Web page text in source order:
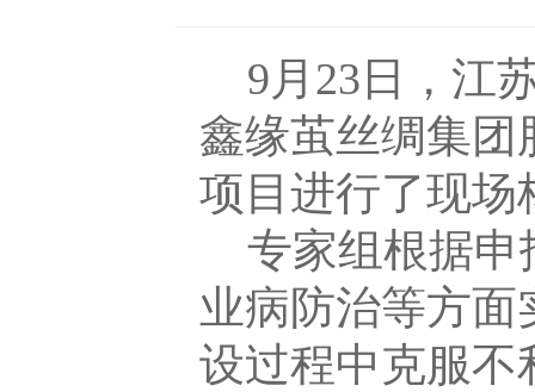
9月23日，江
鑫缘茧丝绸集团
项目进行了现场
专家组根据申
业病防治等方
设过程中克服不